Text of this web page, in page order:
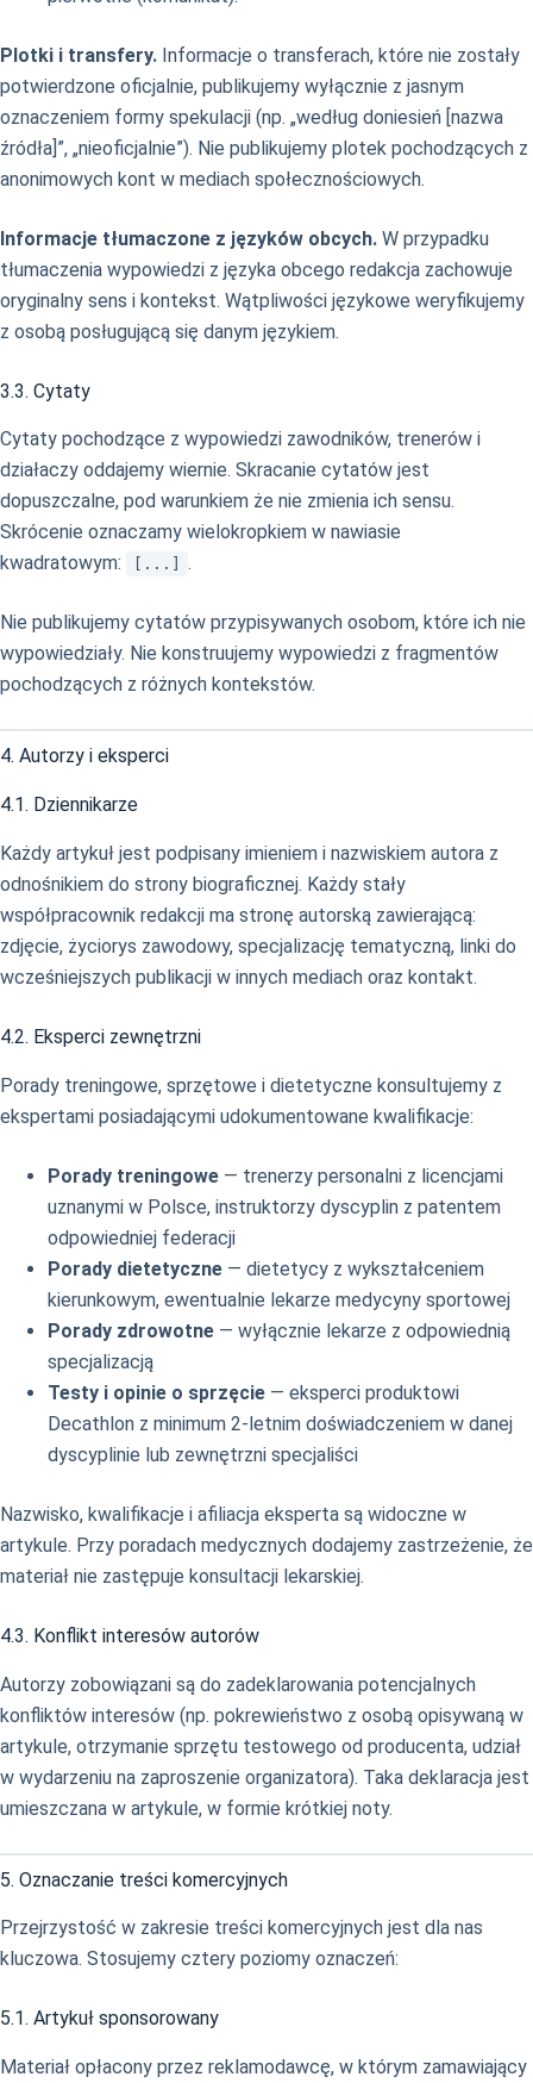
Plotki i transfery. Informacje o transferach, które nie zostały
potwierdzone oficjalnie, publikujemy wyłącznie z jasnym
oznaczeniem formy spekulacji (np. „według doniesień [nazwa
źródła]”, „nieoficjalnie”). Nie publikujemy plotek pochodzących z
anonimowych kont w mediach społecznościowych.
Informacje tłumaczone z języków obcych. W przypadku
tłumaczenia wypowiedzi z języka obcego redakcja zachowuje
oryginalny sens i kontekst. Wątpliwości językowe weryfikujemy
z osobą posługującą się danym językiem.
3.3. Cytaty
Cytaty pochodzące z wypowiedzi zawodników, trenerów i
działaczy oddajemy wiernie. Skracanie cytatów jest
dopuszczalne, pod warunkiem że nie zmienia ich sensu.
Skrócenie oznaczamy wielokropkiem w nawiasie
kwadratowym:
[...] .
Nie publikujemy cytatów przypisywanych osobom, które ich nie
wypowiedziały. Nie konstruujemy wypowiedzi z fragmentów
pochodzących z różnych kontekstów.
4. Autorzy i eksperci
4.1. Dziennikarze
Każdy artykuł jest podpisany imieniem i nazwiskiem autora z
odnośnikiem do strony biograficznej. Każdy stały
współpracownik redakcji ma stronę autorską zawierającą:
zdjęcie, życiorys zawodowy, specjalizację tematyczną, linki do
wcześniejszych publikacji w innych mediach oraz kontakt.
4.2. Eksperci zewnętrzni
Porady treningowe, sprzętowe i dietetyczne konsultujemy z
ekspertami posiadającymi udokumentowane kwalifikacje:
Porady treningowe — trenerzy personalni z licencjami
uznanymi w Polsce, instruktorzy dyscyplin z patentem
odpowiedniej federacji
Porady dietetyczne — dietetycy z wykształceniem
kierunkowym, ewentualnie lekarze medycyny sportowej
Porady zdrowotne — wyłącznie lekarze z odpowiednią
specjalizacją
Testy i opinie o sprzęcie — eksperci produktowi
Decathlon z minimum 2-letnim doświadczeniem w danej
dyscyplinie lub zewnętrzni specjaliści
Nazwisko, kwalifikacje i afiliacja eksperta są widoczne w
artykule. Przy poradach medycznych dodajemy zastrzeżenie, że
materiał nie zastępuje konsultacji lekarskiej.
4.3. Konflikt interesów autorów
Autorzy zobowiązani są do zadeklarowania potencjalnych
konfliktów interesów (np. pokrewieństwo z osobą opisywaną w
artykule, otrzymanie sprzętu testowego od producenta, udział
w wydarzeniu na zaproszenie organizatora). Taka deklaracja jest
umieszczana w artykule, w formie krótkiej noty.
5. Oznaczanie treści komercyjnych
Przejrzystość w zakresie treści komercyjnych jest dla nas
kluczowa. Stosujemy cztery poziomy oznaczeń:
5.1. Artykuł sponsorowany
Materiał opłacony przez reklamodawcę, w którym zamawiający